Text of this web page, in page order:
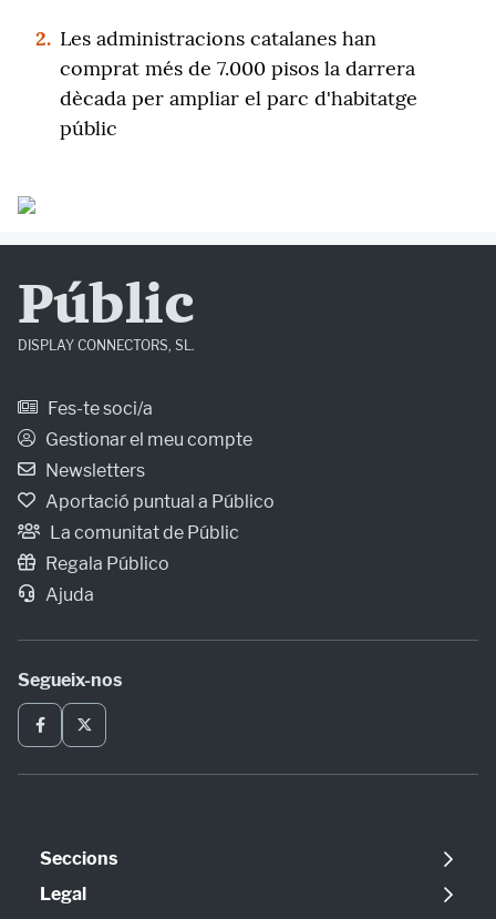
2. Les administracions catalanes han
comprat més de 7.000 pisos la darrera
dècada per ampliar el parc d'habitatge
públic
Públic
DISPLAY CONNECTORS, SL.
Fes-te soci/a
Gestionar el meu compte
Newsletters
Aportació puntual a Público
La comunitat de Públic
Regala Público
Ajuda
Segueix-nos
Seccions
Política
Legal